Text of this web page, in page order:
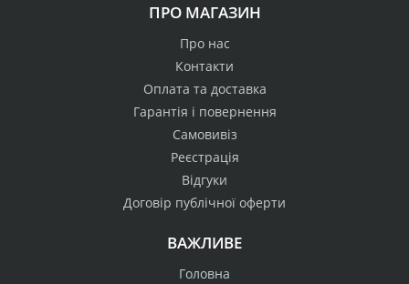
ПРО МАГАЗИН
Про нас
Контакти
Оплата та доставка
Гарантія і повернення
Самовивіз
Реєстрація
Відгуки
Договір публічної оферти
ВАЖЛИВЕ
Головна